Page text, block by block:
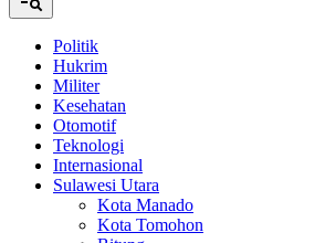
Politik
Hukrim
Militer
Kesehatan
Otomotif
Teknologi
Internasional
Sulawesi Utara
Kota Manado
Kota Tomohon